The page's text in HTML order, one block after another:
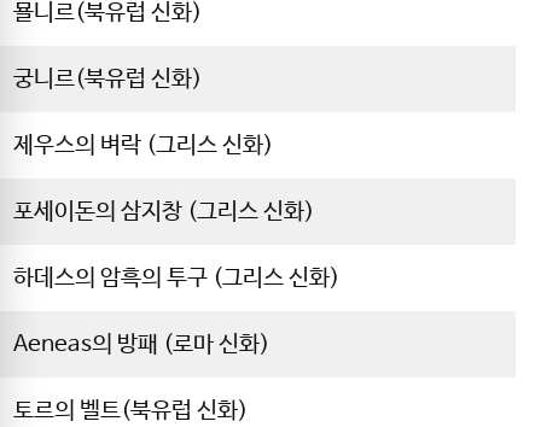
묠니르(북유럽 신화)
궁니르(북유럽 신화)
제우스의 벼락 (그리스 신화)
포세이돈의 삼지창 (그리스 신화)
하데스의 암흑의 투구 (그리스 신화)
Aeneas의 방패 (로마 신화)
토르의 벨트(북유럽 신화)